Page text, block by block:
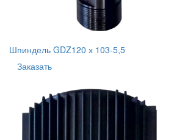
Шпиндель GDZ120 х 103-5,5
Заказать